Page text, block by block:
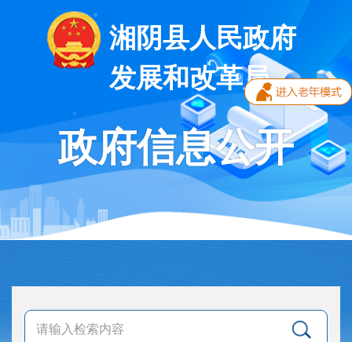
湘阴县人民政府
发展和改革局
政府信息公开